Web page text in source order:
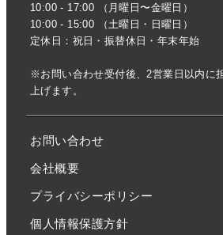
10:00 - 17:00 （月曜日〜金曜日）
10:00 - 15:00 （土曜日・日曜日）
定休日：祝日・振替休日・年末年始
※お問い合わせ受付後、2営業日以内に
上げます。
お問い合わせ
会社概要
プライバシーポリシー
個人情報保護方針